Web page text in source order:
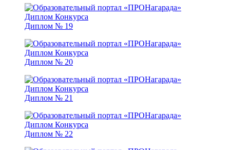
Диплом № 19
Диплом № 20
Диплом № 21
Диплом № 22